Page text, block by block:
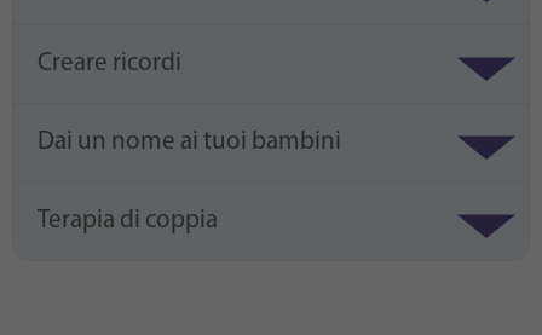
Creare ricordi
Dai un nome ai tuoi bambini
Terapia di coppia